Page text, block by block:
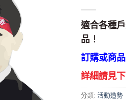
適合各種
品！
訂購或商
詳細請見
分類: 活動造勢